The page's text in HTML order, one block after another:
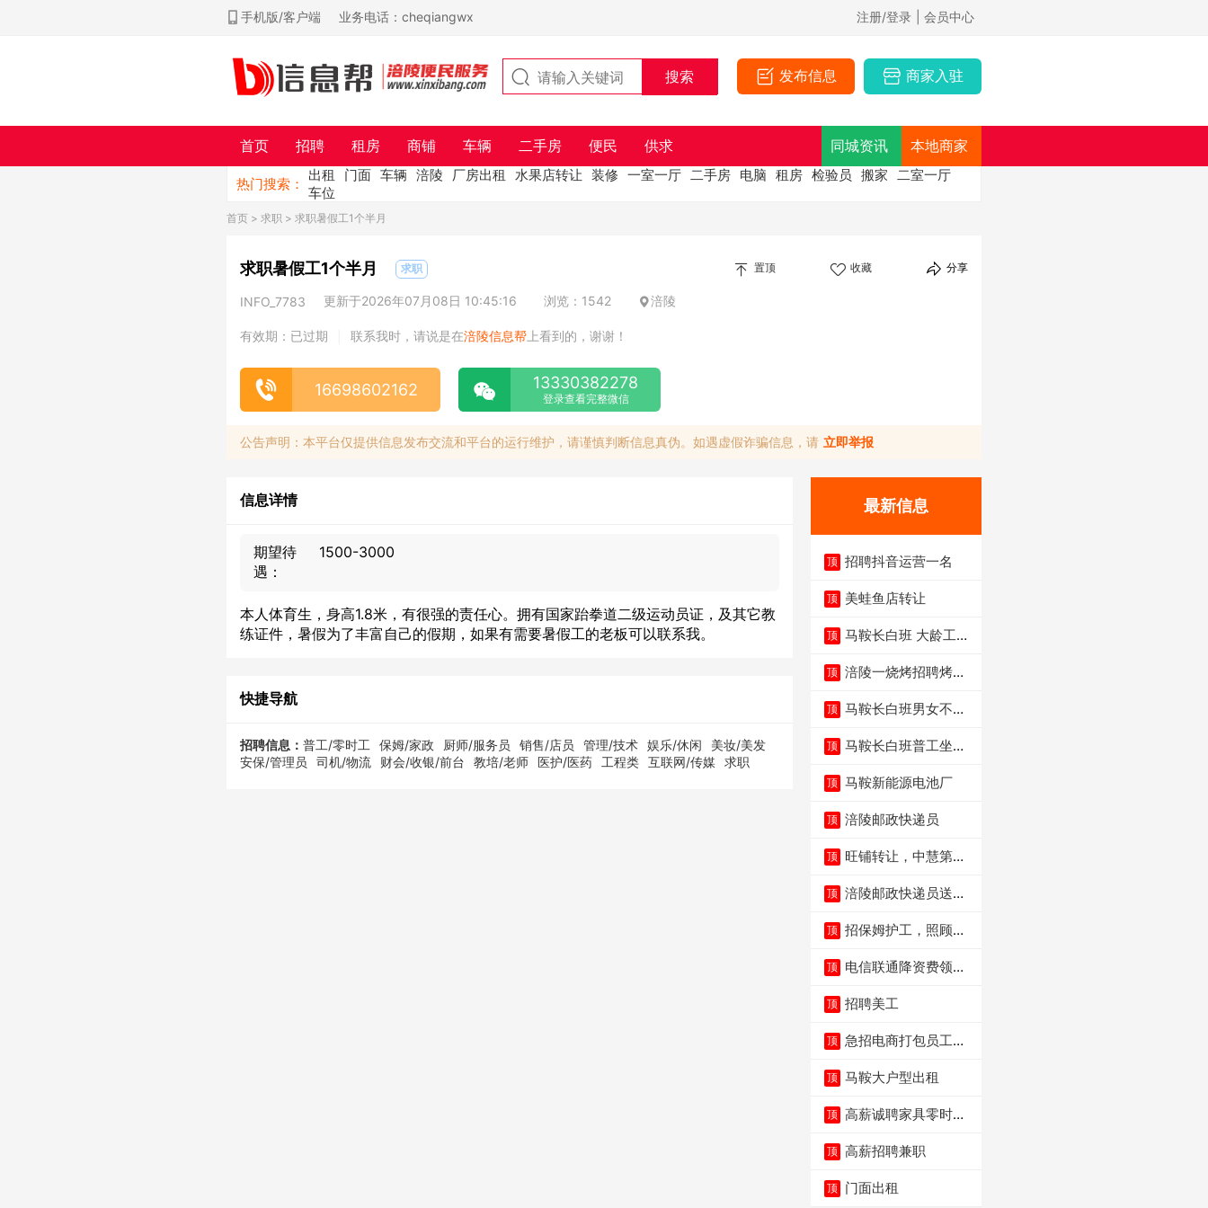
手机版/客户端 业务电话：cheqiangwx 注册/登录 | 会员中心
发布信息 商家入驻
首页 招聘 租房 商铺 车辆 二手房 便民 供求 同城资讯 本地商家
热门搜索：
出租 门面 车辆 涪陵 厂房出租 水果店转让 装修 一室一厅 二手房 电脑 租房 检验员 搬家 二室一厅
车位
首页 > 求职 > 求职暑假工1个半月
求职暑假工1个半月 求职 置顶 收藏 分享
INFO_7783 更新于2026年07月08日 10:45:16 浏览：1542 涪陵
有效期：已过期 联系我时，请说是在涪陵信息帮 上看到的，谢谢！
16698602162 13330382278
登录查看完整微信
公告声明：本平台仅提供信息发布交流和平台的运行维护，请谨慎判断信息真伪。如遇虚假诈骗信息，请 立即举报
信息详情
期望待
遇：
1500-3000
本人体育生，身高1.8米，有很强的责任心。拥有国家跆拳道二级运动员证，及其它教
练证件，暑假为了丰富自己的假期，如果有需要暑假工的老板可以联系我。
快捷导航
招聘信息： 普工/零时工 保姆/家政 厨师/服务员 销售/店员 管理/技术 娱乐/休闲
美妆/美发
安保/管理员
司机/物流 财会/收银/前台 教培/老师 医护/医药 工程类 互联网/传媒 求职
最新信息
顶 招聘抖音运营一名
顶 美蛙鱼店转让
顶 马鞍长白班 大龄工大
顶 涪陵一烧烤招聘烤工
顶 马鞍长白班男女不限
顶 马鞍长白班普工坐班
顶 马鞍新能源电池厂
顶 涪陵邮政快递员
顶 旺铺转让，中慧第一
顶 涪陵邮政快递员送货
顶 招保姆护工，照顾病
顶 电信联通降资费领价
顶 招聘美工
顶 急招电商打包员工作
顶 马鞍大户型出租
顶 高薪诚聘家具零时促
顶 高薪招聘兼职
顶 门面出租